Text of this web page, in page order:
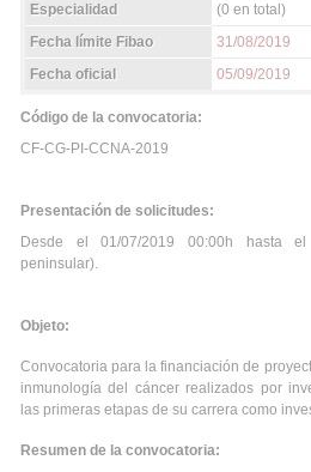
Especialidad
(0 en total)
Fecha límite Fibao
31/08/2019
Fecha oficial
05/09/2019
Código de la convocatoria:
CF-CG-PI-CCNA-2019
Presentación de solicitudes:
Desde el 01/07/2019 00:00h hasta el
peninsular).
Objeto:
Convocatoria para la financiación de
inmunología del cáncer realizados por
las primeras etapas de su carrera como
Resumen de la convocatoria: